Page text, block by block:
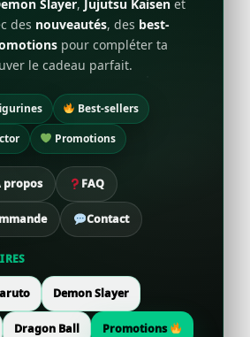
Slayer, Jujutsu Kaisen et
des nouveautés, des best-
pour compléter ta
le cadeau parfait.
Best-sellers
Promotions
propos FAQ
Contact
Demon Slayer
Dragon Ball
Promotions